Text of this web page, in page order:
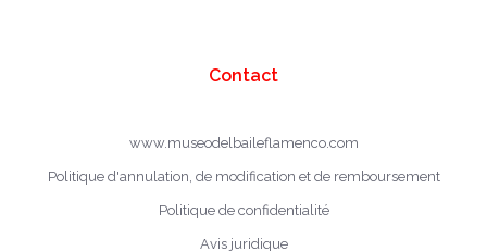
Contact
www.museodelbaileflamenco.com
Politique d'annulation, de modification et de remboursement
Politique de confidentialité
Avis juridique